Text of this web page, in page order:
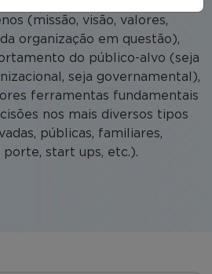
(missão, visão, valores,
organização em questão),
do público-alvo (seja
seja governamental),
ferramentas fundamentais
nos mais diversos tipos
públicas, familiares,
porte, start ups, etc.).